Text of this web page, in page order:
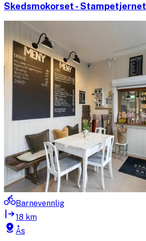
Skedsmokorset - Stampetjernet
Barnevennlig
18 km
Ås